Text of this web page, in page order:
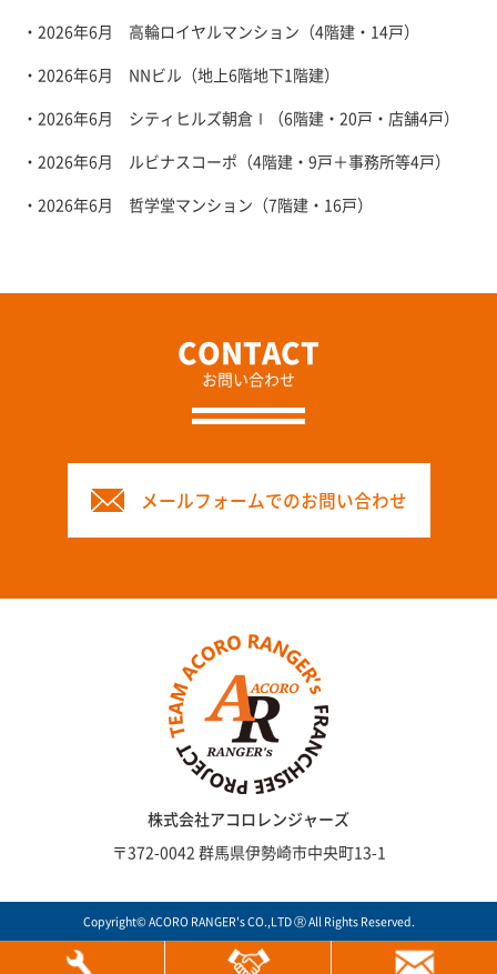
・2026年6月 高輪ロイヤルマンション（4階建・14戸）
・2026年6月 NNビル（地上6階地下1階建）
・2026年6月 シティヒルズ朝倉Ⅰ（6階建・20戸・店舗4戸）
・2026年6月 ルビナスコーポ（4階建・9戸＋事務所等4戸）
・2026年6月 哲学堂マンション（7階建・16戸）
お問い合わせ
メールフォームでのお問い合わせ
株式会社アコロレンジャーズ
〒372-0042 群馬県伊勢崎市中央町13-1
Copyright© ACORO RANGER's CO.,LTD Ⓡ All Rights Reserved.